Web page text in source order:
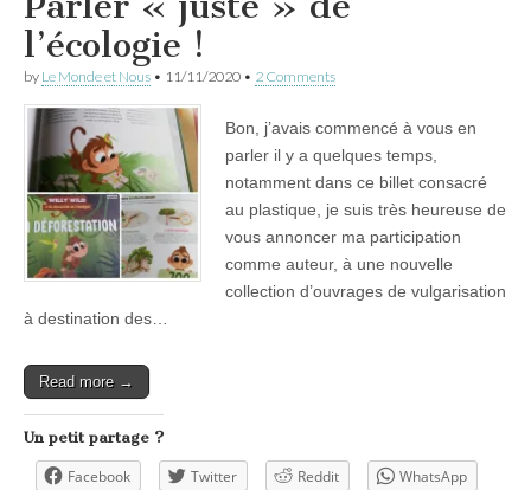
l’écologie !
by Le Monde et Nous • 11/11/2020 • 2 Comments
Bon, j’avais commencé à vous en
parler il y a quelques temps,
notamment dans ce billet consacré
au plastique, je suis très heureuse de
vous annoncer ma participation
comme auteur, à une nouvelle
collection d’ouvrages de vulgarisation
à destination des…
Read more →
Un petit partage ?
Facebook Twitter Reddit
WhatsApp